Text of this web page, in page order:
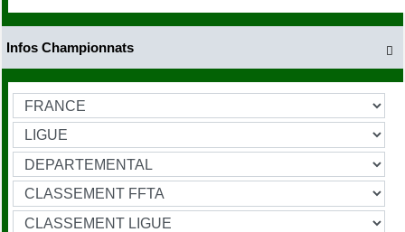

Infos Championnats